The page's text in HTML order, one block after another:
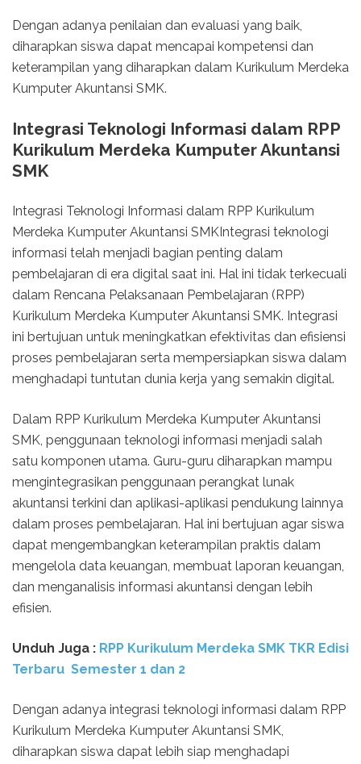
Dengan adanya penilaian dan evaluasi yang baik,
diharapkan siswa dapat mencapai kompetensi dan
keterampilan yang diharapkan dalam Kurikulum Merdeka
Kumputer Akuntansi SMK.
Integrasi Teknologi Informasi dalam RPP
Kurikulum Merdeka Kumputer Akuntansi
SMK
Integrasi Teknologi Informasi dalam RPP Kurikulum
Merdeka Kumputer Akuntansi SMKIntegrasi teknologi
informasi telah menjadi bagian penting dalam
pembelajaran di era digital saat ini. Hal ini tidak terkecuali
dalam Rencana Pelaksanaan Pembelajaran (RPP)
Kurikulum Merdeka Kumputer Akuntansi SMK. Integrasi
ini bertujuan untuk meningkatkan efektivitas dan efisiensi
proses pembelajaran serta mempersiapkan siswa dalam
menghadapi tuntutan dunia kerja yang semakin digital.
Dalam RPP Kurikulum Merdeka Kumputer Akuntansi
SMK, penggunaan teknologi informasi menjadi salah
satu komponen utama. Guru-guru diharapkan mampu
mengintegrasikan penggunaan perangkat lunak
akuntansi terkini dan aplikasi-aplikasi pendukung lainnya
dalam proses pembelajaran. Hal ini bertujuan agar siswa
dapat mengembangkan keterampilan praktis dalam
mengelola data keuangan, membuat laporan keuangan,
dan menganalisis informasi akuntansi dengan lebih
efisien.
Unduh Juga : RPP Kurikulum Merdeka SMK TKR Edisi
Terbaru Semester 1 dan 2
Dengan adanya integrasi teknologi informasi dalam RPP
Kurikulum Merdeka Kumputer Akuntansi SMK,
diharapkan siswa dapat lebih siap menghadapi